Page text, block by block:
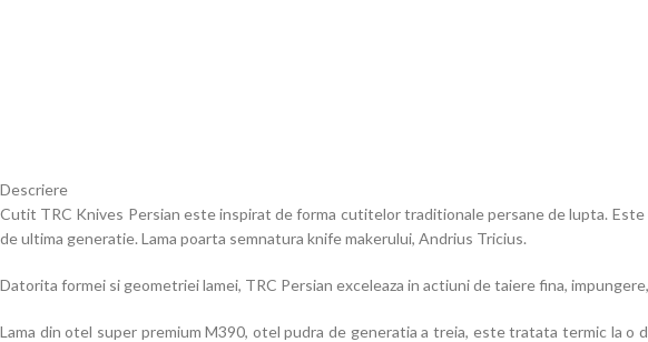
Descriere
Cutit TRC Knives Persian este inspirat de forma cutitelor traditionale persane de lupta.
de ultima generatie. Lama poarta semnatura knife makerului, Andrius Tricius.
Datorita formei si geometriei lamei, TRC Persian exceleaza in actiuni de taiere fina,
Lama din otel super premium M390, otel pudra de generatia a treia, este tratata termic la